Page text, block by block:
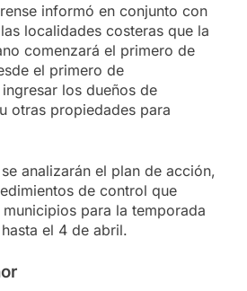
informó en conjunto con
localidades costeras que la
comenzará el primero de
el primero de
los dueños de
otras propiedades para
analizarán el plan de acción,
de control que
para la temporada
el 4 de abril.